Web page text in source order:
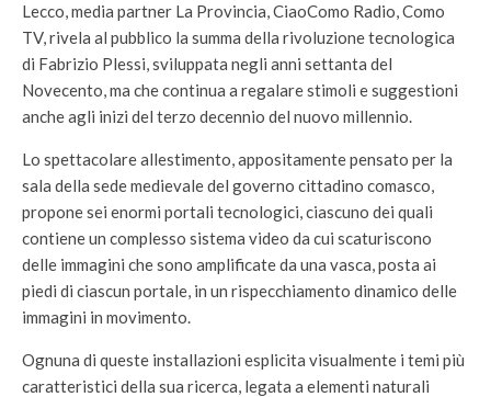
Lecco, media partner La Provincia, CiaoComo Radio, Como
TV, rivela al pubblico la summa della rivoluzione tecnologica
di Fabrizio Plessi, sviluppata negli anni settanta del
Novecento, ma che continua a regalare stimoli e suggestioni
anche agli inizi del terzo decennio del nuovo millennio.
Lo spettacolare allestimento, appositamente pensato per la
sala della sede medievale del governo cittadino comasco,
propone sei enormi portali tecnologici, ciascuno dei quali
contiene un complesso sistema video da cui scaturiscono
delle immagini che sono amplificate da una vasca, posta ai
piedi di ciascun portale, in un rispecchiamento dinamico delle
immagini in movimento.
Ognuna di queste installazioni esplicita visualmente i temi più
caratteristici della sua ricerca, legata a elementi naturali